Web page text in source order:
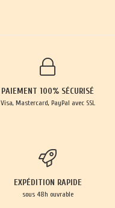
PAIEMENT 100% SÉCURISÉ
Visa, Mastercard, PayPal avec SSL
EXPÉDITION RAPIDE
sous 48h ouvrable